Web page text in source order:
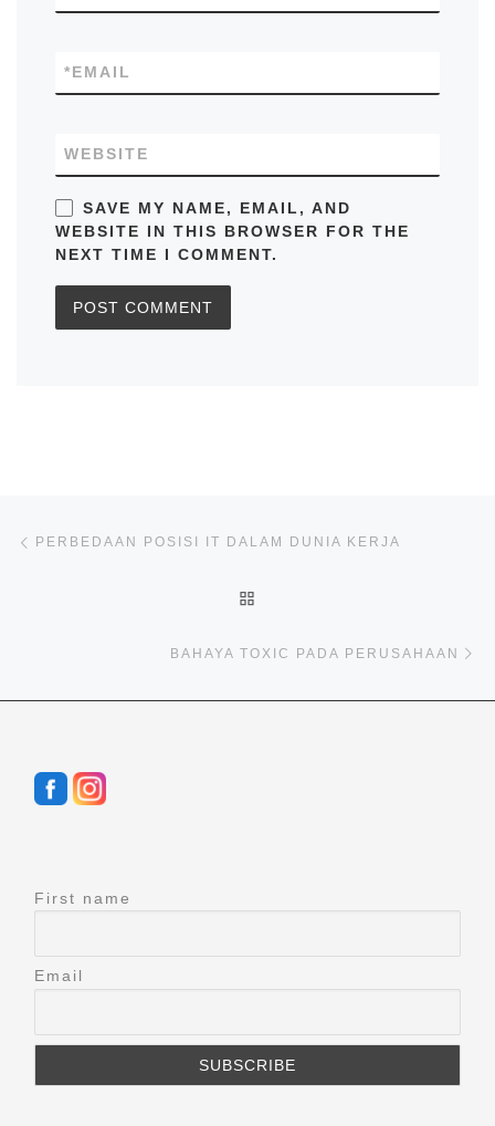
EMAIL
*
WEBSITE
SAVE MY NAME, EMAIL, AND
WEBSITE IN THIS BROWSER FOR THE
NEXT TIME I COMMENT.
Post navigation
PERBEDAAN POSISI IT DALAM DUNIA KERJA
BAHAYA TOXIC PADA PERUSAHAAN
First name
Email